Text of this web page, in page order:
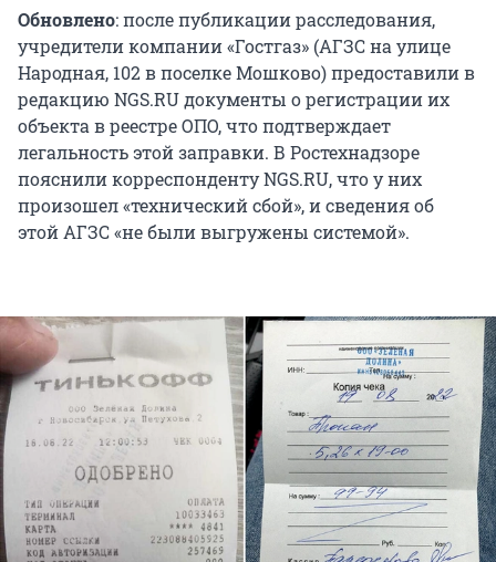
Обновлено: после публикации расследования,
учредители компании «Гостгаз» (АГЗС на улице
Народная, 102 в поселке Мошково) предоставили в
редакцию NGS.RU документы о регистрации их
объекта в реестре ОПО, что подтверждает
легальность этой заправки. В Ростехнадзоре
пояснили корреспонденту NGS.RU, что у них
произошел «технический сбой», и сведения об
этой АГЗС «не были выгружены системой».